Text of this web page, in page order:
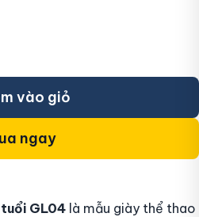
vào giỏ
ngay
GL04 là mẫu giày thể thao